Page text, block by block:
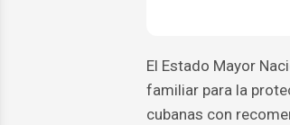
El Estado Mayor
familiar para la
cubanas con